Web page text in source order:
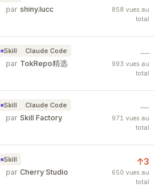
distill skill
思维蒸馏。把一大段零散想法快速理成结构化大
par shiny.lucc
858 vues au
total
Skill Claude Code
Remotion AI Skill — Programmatic
Official Remotion Agent Skill for Claude Code
par TokRepo精选
—
993 vues au
total
Skill Claude Code
Video AI Toolkit — Complete
Curated video AI tools: Remotion
par Skill Factory
—
971 vues au
total
Skill
Cherry Studio Knowledge Base —
Cherry Studio Knowledge Base ingests
par Cherry Studio
↑3
650 vues au
total